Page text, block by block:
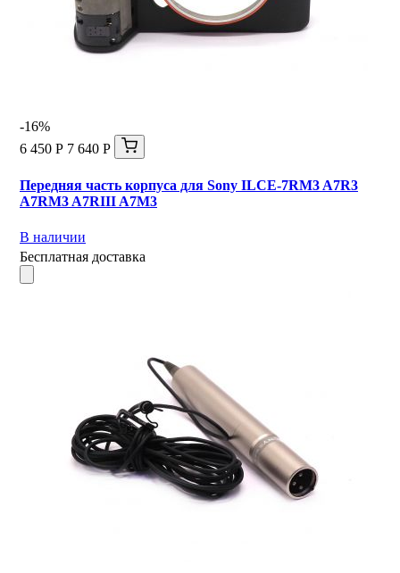
-16%
6 450 Р 7 640 Р
Передняя часть корпуса для Sony ILCE-7RM3 A7R3
A7RM3 A7RIII A7M3
В наличии
Бесплатная доставка